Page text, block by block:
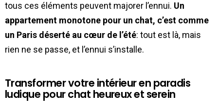
tous ces éléments peuvent majorer l’ennui. Un
appartement monotone pour un chat, c’est comme
un Paris déserté au cœur de l’été: tout est là, mais
rien ne se passe, et l’ennui s’installe.
Transformer votre intérieur en paradis
ludique pour chat heureux et serein